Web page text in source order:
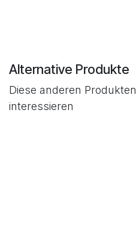
Alternative Produkte
Diese anderen
interessieren